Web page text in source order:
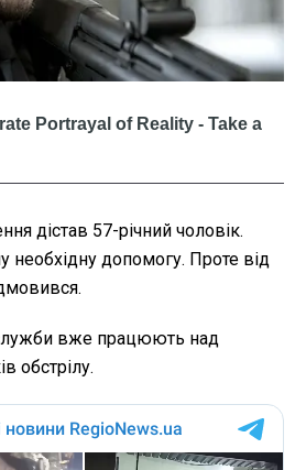
дістав 57-річний чоловік.
необхідну допомогу. Проте від
вже працюють над
обстрілу.